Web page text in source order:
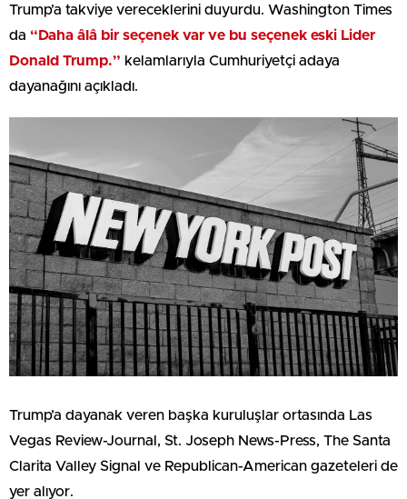
Trump’a takviye vereceklerini duyurdu. Washington Times
da “Daha âlâ bir seçenek var ve bu seçenek eski Lider
Donald Trump.” kelamlarıyla Cumhuriyetçi adaya
dayanağını açıkladı.
Trump’a dayanak veren başka kuruluşlar ortasında Las
Vegas Review-Journal, St. Joseph News-Press, The Santa
Clarita Valley Signal ve Republican-American gazeteleri de
yer alıyor.